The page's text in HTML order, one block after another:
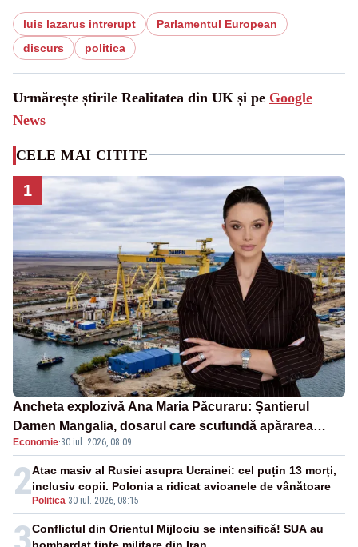
luis lazarus intrerupt
Parlamentul European
discurs
politica
Urmărește știrile Realitatea din UK și pe Google
News
CELE MAI CITITE
1
Ancheta explozivă Ana Maria Păcuraru: Șantierul
Damen Mangalia, dosarul care scufundă apărarea
României
Economie·30 iul. 2026, 08:09
2 Politica-30 iul. 2026, 08:15
Atac masiv al Rusiei asupra Ucrainei: cel puțin 13 morți,
inclusiv copii. Polonia a ridicat avioanele de vânătoare
Conflictul din Orientul Mijlociu se intensifică! SUA au